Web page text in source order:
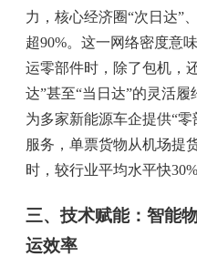
力，核心经济圈“次日达”
超90%。这一网络密度意
运零部件时，除了包机，
达”甚至“当日达”的灵活
为多家新能源车企提供“
服务，单票货物从机场提
时，较行业平均水平快30%
三、技术赋能：智能
运效率